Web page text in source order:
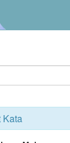
Kata